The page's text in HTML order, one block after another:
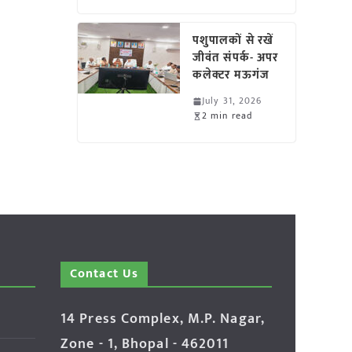
पशुपालकों से रखें
जीवंत संपर्क- अपर
कलेक्टर मऊगंज
July 31, 2026
2 min read
Contact Us
14 Press Complex, M.P. Nagar,
Zone - 1, Bhopal - 462011